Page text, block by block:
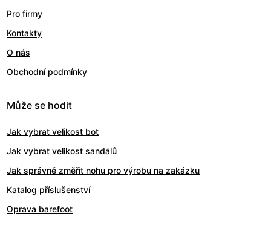
Pro firmy
Kontakty
O nás
Obchodní podmínky
Může se hodit
Jak vybrat velikost bot
Jak vybrat velikost sandálů
Jak správně změřit nohu pro výrobu na zakázku
Katalog příslušenství
Oprava barefoot